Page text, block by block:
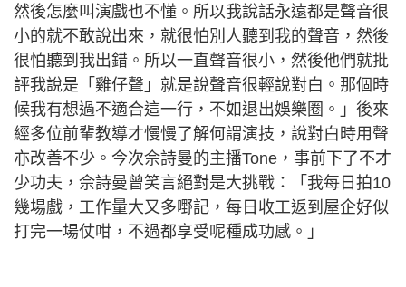
然後怎麼叫演戲也不懂。所以我說話永遠都是聲音很
小的就不敢說出來，就很怕別人聽到我的聲音，然後
很怕聽到我出錯。所以一直聲音很小，然後他們就批
評我說是「雞仔聲」就是說聲音很輕說對白。那個時
候我有想過不適合這一行，不如退出娛樂圈。」後來
經多位前輩教導才慢慢了解何謂演技，說對白時用聲
亦改善不少。今次佘詩曼的主播Tone，事前下了不才
少功夫，佘詩曼曾笑言絕對是大挑戰：「我每日拍10
幾場戲，工作量大又多嘢記，每日收工返到屋企好似
打完一場仗咁，不過都享受呢種成功感。」